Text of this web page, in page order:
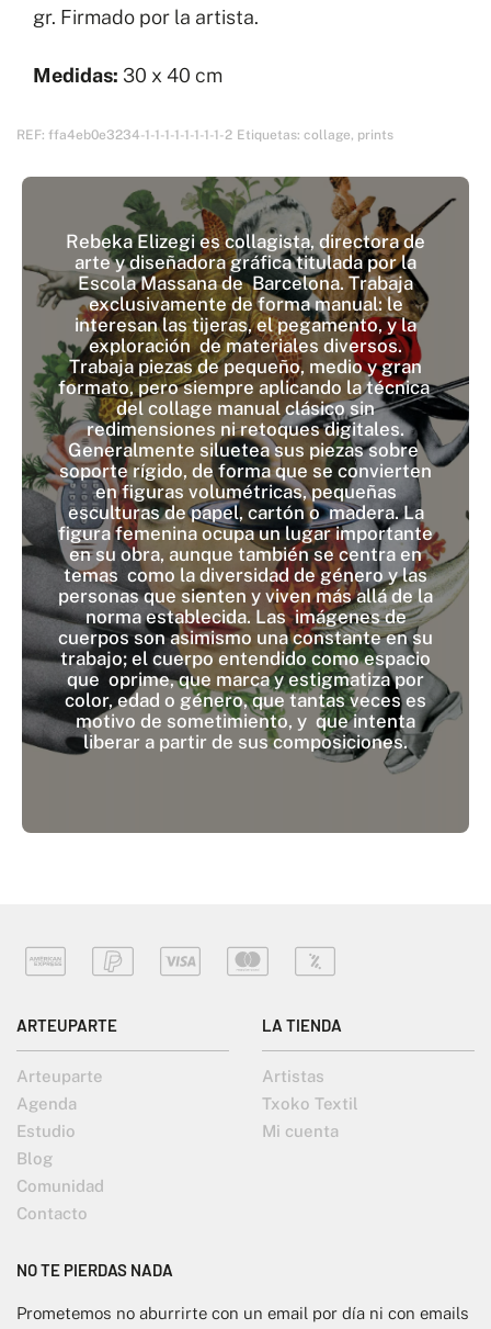
cantidad
gr. Firmado por la artista.
Medidas: 30 x 40 cm
REF: ffa4eb0e3234-1-1-1-1-1-1-1-1-2 Etiquetas: collage, prints
Rebeka Elizegi es collagista, directora de
arte y diseñadora gráfica titulada por la
Escola Massana de Barcelona. Trabaja
exclusivamente de forma manual: le
interesan las tijeras, el pegamento, y la
exploración de materiales diversos.
Trabaja piezas de pequeño, medio y gran
formato, pero siempre aplicando la técnica
del collage manual clásico sin
redimensiones ni retoques digitales.
Generalmente siluetea sus piezas sobre
soporte rígido, de forma que se convierten
en figuras volumétricas, pequeñas
esculturas de papel, cartón o madera. La
figura femenina ocupa un lugar importante
en su obra, aunque también se centra en
temas como la diversidad de género y las
personas que sienten y viven más allá de la
norma establecida. Las imágenes de
cuerpos son asimismo una constante en su
trabajo; el cuerpo entendido como espacio
que oprime, que marca y estigmatiza por
color, edad o género, que tantas veces es
motivo de sometimiento, y que intenta
liberar a partir de sus composiciones.
ARTEUPARTE
Arteuparte
Agenda
Estudio
Blog
Comunidad
Contacto
LA TIENDA
Artistas
Txoko Textil
Mi cuenta
NO TE PIERDAS NADA
Prometemos no aburrirte con un email por día ni con emails